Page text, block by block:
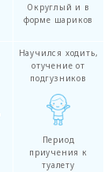
Округлый и в
форме шариков
Научился ходить,
отучение от
подгузников
Период
приучения к
туалету